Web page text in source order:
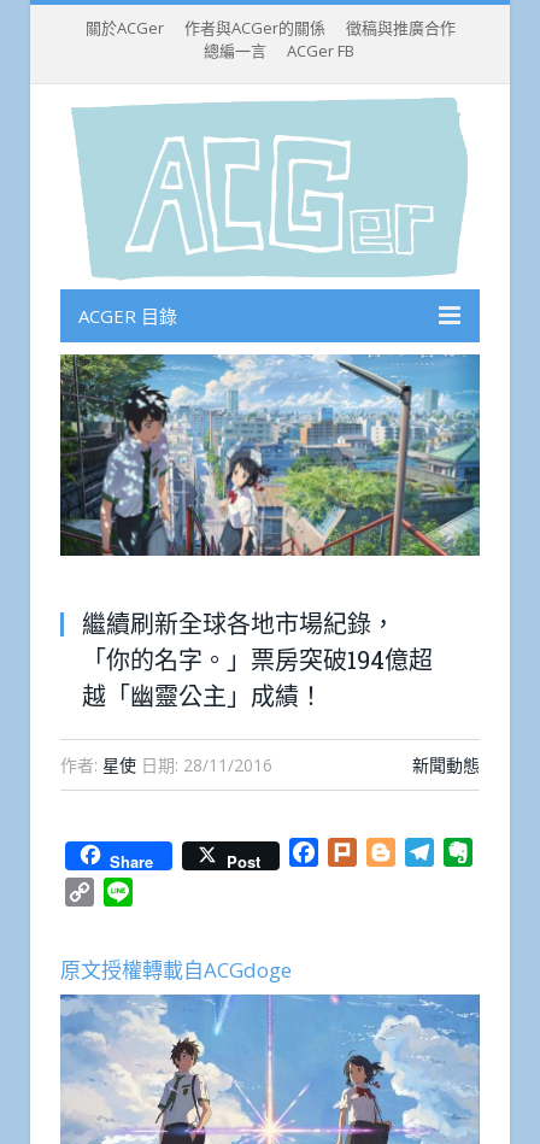
關於ACGer 作者與ACGer的關係
徵稿與推廣合作
總編一言
ACGer FB
ACGER 目錄
繼續刷新全球各地市場紀錄，
「你的名字。」票房突破194億超
越「幽靈公主」成績！
作者: 星使 日期: 28/11/2016 新聞動態
Share Post Facebook
Plurk BloggerTelegram
Copy
原文授權轉載自ACGdoge